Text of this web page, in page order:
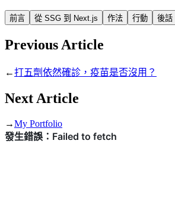
前言 從 SSG 到 Next.js 作法 行動 後話
Previous Article
←打五劑依然確診，疫苗是否沒用？
Next Article
→My Portfolio